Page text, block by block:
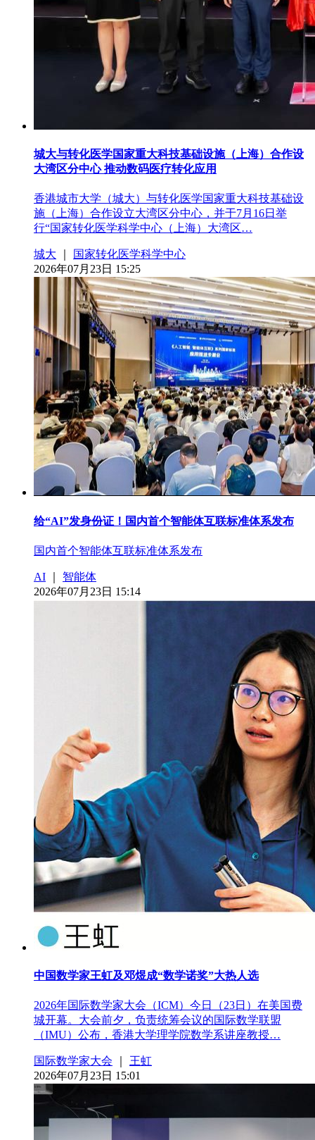
城大与转化医学国家重大科技基础设施（上海）合作设
大湾区分中心 推动数码医疗转化应用
香港城市大学（城大）与转化医学国家重大科技基础设
施（上海）合作设立大湾区分中心，并于7月16日举
行“国家转化医学科学中心（上海）大湾区…
城大
国家转化医学科学中心
2026年07月23日 15:25
给“AI”发身份证！国内首个智能体互联标准体系发布
国内首个智能体互联标准体系发布
AI
智能体
2026年07月23日 15:14
中国数学家王虹及邓煜成“数学诺奖”大热人选
2026年国际数学家大会（ICM）今日（23日）在美国费
城开幕。大会前夕，负责统筹会议的国际数学联盟
（IMU）公布，香港大学理学院数学系讲座教授…
国际数学家大会
王虹
2026年07月23日 15:01